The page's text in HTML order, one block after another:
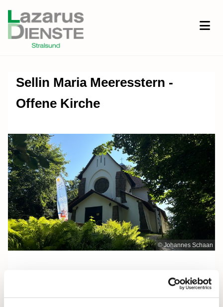
Sellin Maria Meeresstern -
Offene Kirche
© Johannes Schaan
Sonntag, 26. Juli 2026, 12:00 Uhr